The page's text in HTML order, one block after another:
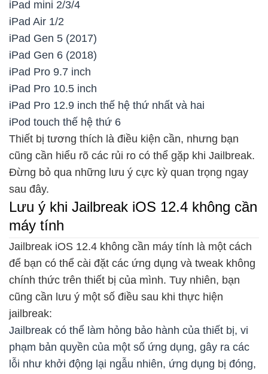
iPad mini 2/3/4
iPad Air 1/2
iPad Gen 5 (2017)
iPad Gen 6 (2018)
iPad Pro 9.7 inch
iPad Pro 10.5 inch
iPad Pro 12.9 inch thế hệ thứ nhất và hai
iPod touch thế hệ thứ 6
Thiết bị tương thích là điều kiện cần, nhưng bạn
cũng cần hiểu rõ các rủi ro có thể gặp khi Jailbreak.
Đừng bỏ qua những lưu ý cực kỳ quan trọng ngay
sau đây.
Lưu ý khi Jailbreak iOS 12.4 không cần
máy tính
Jailbreak iOS 12.4 không cần máy tính là một cách
để bạn có thể cài đặt các ứng dụng và tweak không
chính thức trên thiết bị của mình. Tuy nhiên, bạn
cũng cần lưu ý một số điều sau khi thực hiện
jailbreak:
Jailbreak có thể làm hỏng bảo hành của thiết bị, vi
phạm bản quyền của một số ứng dụng, gây ra các
lỗi như khởi động lại ngẫu nhiên, ứng dụng bị đóng,